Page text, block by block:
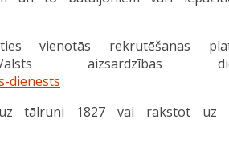
vienotās rekrutēšanas
aizsardzības
dienests
tālruni 1827 vai rakstot uz